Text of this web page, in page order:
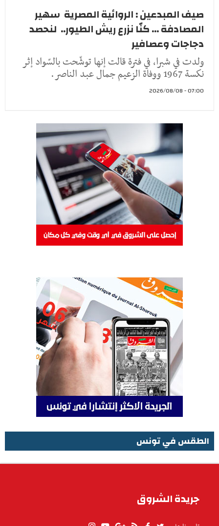
صيف المبدعين : الروائية المصرية سهير
المصادفة ... كنّا نزرع ريش الطيور.. لنحصد
دجاجات وعصافير
ولدت في شبرا، في فترة قالت إنها توشّحت بالسّواد إثر
نكسة 1967 ووفاة الزعيم جمال عبد الناصر.
07:00 - 2026/08/08
الطقس في تونس
جريدة الشروق